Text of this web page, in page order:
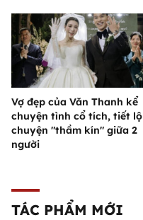
Vợ đẹp của Văn Thanh kể
chuyện tình cổ tích, tiết lộ
chuyện "thầm kín" giữa 2
người
TÁC PHẨM MỚI